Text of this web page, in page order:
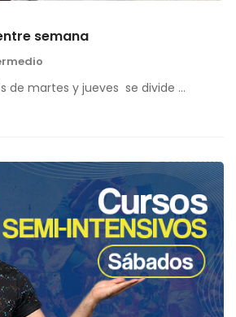
semana
de martes y jueves se divide …